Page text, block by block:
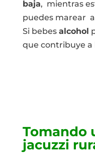
baja, mientras
puedes marear
Si bebes alcohol
que contribuye a
Tomando
jacuzzi